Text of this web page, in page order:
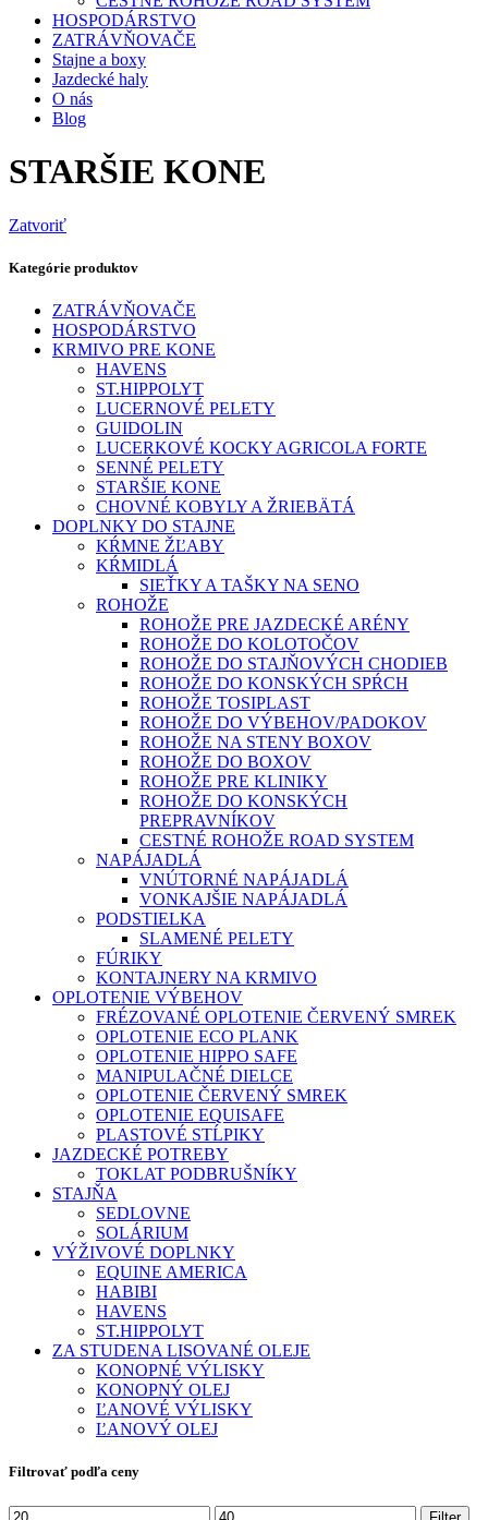
HOSPODÁRSTVO
ZATRÁVŇOVAČE
Stajne a boxy
Jazdecké haly
O nás
Blog
STARŠIE KONE
Zatvoriť
Kategórie produktov
ZATRÁVŇOVAČE
HOSPODÁRSTVO
KRMIVO PRE KONE
HAVENS
ST.HIPPOLYT
LUCERNOVÉ PELETY
GUIDOLIN
LUCERKOVÉ KOCKY AGRICOLA FORTE
SENNÉ PELETY
STARŠIE KONE
CHOVNÉ KOBYLY A ŽRIEBÄTÁ
DOPLNKY DO STAJNE
KŔMNE ŽĽABY
KŔMIDLÁ
SIEŤKY A TAŠKY NA SENO
ROHOŽE
ROHOŽE PRE JAZDECKÉ ARÉNY
ROHOŽE DO KOLOTOČOV
ROHOŽE DO STAJŇOVÝCH CHODIEB
ROHOŽE DO KONSKÝCH SPŔCH
ROHOŽE TOSIPLAST
ROHOŽE DO VÝBEHOV/PADOKOV
ROHOŽE NA STENY BOXOV
ROHOŽE DO BOXOV
ROHOŽE PRE KLINIKY
ROHOŽE DO KONSKÝCH
PREPRAVNÍKOV
CESTNÉ ROHOŽE ROAD SYSTEM
NAPÁJADLÁ
VNÚTORNÉ NAPÁJADLÁ
VONKAJŠIE NAPÁJADLÁ
PODSTIELKA
SLAMENÉ PELETY
FÚRIKY
KONTAJNERY NA KRMIVO
OPLOTENIE VÝBEHOV
FRÉZOVANÉ OPLOTENIE ČERVENÝ SMREK
OPLOTENIE ECO PLANK
OPLOTENIE HIPPO SAFE
MANIPULAČNÉ DIELCE
OPLOTENIE ČERVENÝ SMREK
OPLOTENIE EQUISAFE
PLASTOVÉ STĹPIKY
JAZDECKÉ POTREBY
TOKLAT PODBRUŠNÍKY
STAJŇA
SEDLOVNE
SOLÁRIUM
VÝŽIVOVÉ DOPLNKY
EQUINE AMERICA
HABIBI
HAVENS
ST.HIPPOLYT
ZA STUDENA LISOVANÉ OLEJE
KONOPNÉ VÝLISKY
KONOPNÝ OLEJ
ĽANOVÉ VÝLISKY
ĽANOVÝ OLEJ
Filtrovať podľa ceny
Minimálna Maximálna